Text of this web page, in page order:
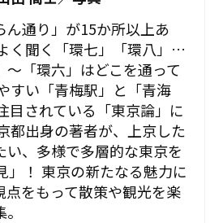
ん通り」が15か所以上あ
く聞く「環七」「環八」…
～「環六」はどこを通って
すい「青梅駅」と「青海
目されている「東京論」に
都出身の著者が、上京した
い、多様で多層的な東京を
」！ 東京の新たなる魅力に
点をもって散策や観光を楽